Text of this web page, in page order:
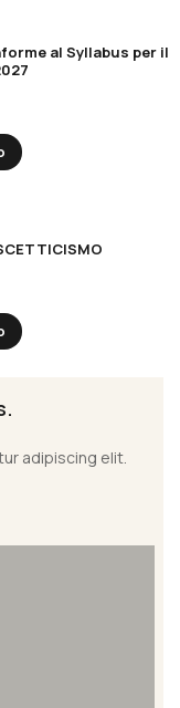
al Syllabus per il
adipiscing elit.